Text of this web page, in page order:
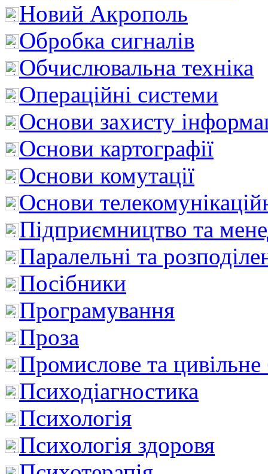
Новий Акрополь
Обробка сигналів
Обчислювальна техніка
Операційні системи
Основи захисту
Основи картографії
Основи комутації
Основи
Підприємництво та
Паралельні та
Посібники
Програмування
Проза
Промислове та цивільне
Психодіагностика
Психологія
Психологія здоровя